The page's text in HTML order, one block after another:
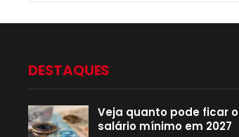
DESTAQUES
Veja quanto pode ficar o
salário mínimo em 2027